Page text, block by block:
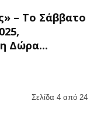
– Το Σάββατο
Δώρα...
Σελίδα 4 από 24